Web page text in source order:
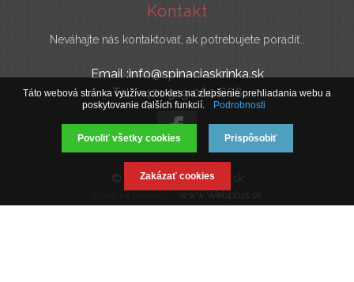
Kontakt
Neváhajte nás kontaktovať, ak potrebujete poradiť..
Email :info@spinaciaskrinka.sk
Tel : +421 919 060 666
© 2019 SpinaciaSkrinka.sk
www.Webplus.sk
Táto webová stránka využíva cookies na zlepšenie prehliadania webu a
poskytovanie ďalších funkcií.
Podrobnosti
Povoliť všetky cookies Prispôsobiť
Zakázať cookies